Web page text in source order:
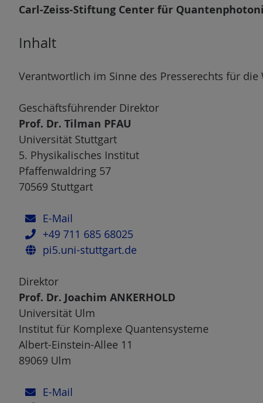
Carl-Zeiss-Stiftung Center für
Inhalt
Verantwortlich im Sinne des Presserechts für die
Geschäftsführender Direktor
Prof. Dr. Tilman PFAU
Universität Stuttgart
5. Physikalisches Institut
Pfaffenwaldring 57
70569 Stuttgart
E-Mail
+49 711 685 68025
pi5.uni-stuttgart.de
Direktor
Prof. Dr. Joachim ANKERHOLD
Universität Ulm
Institut für Komplexe Quantensysteme
Albert-Einstein-Allee 11
89069 Ulm
E-Mail